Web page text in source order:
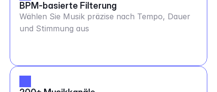
BPM-basierte Filterung
Wählen Sie Musik präzise nach Tempo, Dauer
und Stimmung aus